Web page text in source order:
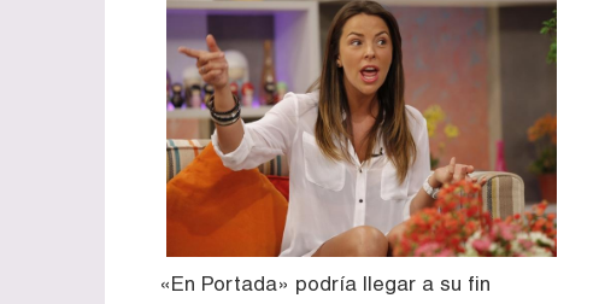
«En Portada» podría llegar a su fin